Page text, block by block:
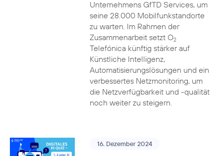
Unternehmens GfTD Services, um
seine 28.000 Mobilfunkstandorte
zu warten. Im Rahmen der
Zusammenarbeit setzt O2
Telefónica künftig stärker auf
Künstliche Intelligenz,
Automatisierungslösungen und ein
verbessertes Netzmonitoring, um
die Netzverfügbarkeit und -qualität
noch weiter zu steigern.
16. Dezember 2024